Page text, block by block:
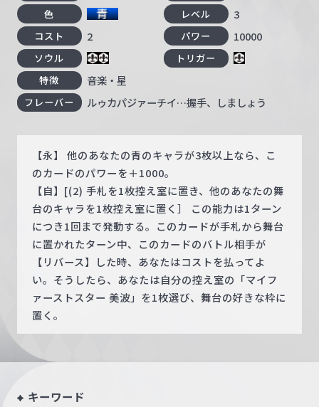
色 レベル 3
コスト 2 パワー 10000
ソウル
トリガー
特徴
音楽・星
フレーバー ルゥカパジァーチイ…握手、しましょう
【永】 他のあなたの青のキャラが3枚以上なら、こ
のカードのパワーを＋1000。
【自】[(2) 手札を1枚控え室に置き、他のあなたの舞
台のキャラを1枚控え室に置く］ この能力は1ターン
につき1回まで発動する。このカードが手札から舞台
に置かれたターン中、このカードのバトル相手が
【リバース】した時、あなたはコストを払ってよ
い。そうしたら、あなたは自分の控え室の「マイフ
ァーストスター 美波」を1枚選び、舞台の好きな枠に
置く。
キーワード